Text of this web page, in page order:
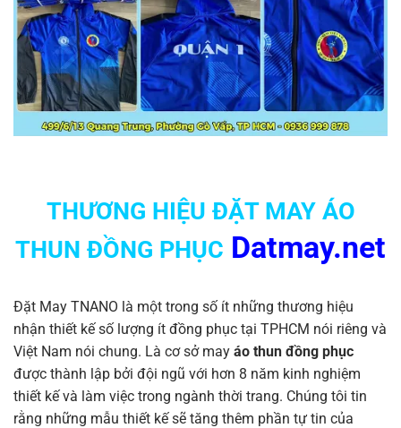
THƯƠNG HIỆU ĐẶT MAY ÁO
THUN ĐỒNG PHỤC Datmay.net
Đặt May TNANO là một trong số ít những thương hiệu
nhận thiết kế số lượng ít đồng phục tại TPHCM nói riêng và
Việt Nam nói chung. Là cơ sở may áo thun đồng phục
được thành lập bởi đội ngũ với hơn 8 năm kinh nghiệm
thiết kế và làm việc trong ngành thời trang. Chúng tôi tin
rằng những mẫu thiết kế sẽ tăng thêm phần tự tin của